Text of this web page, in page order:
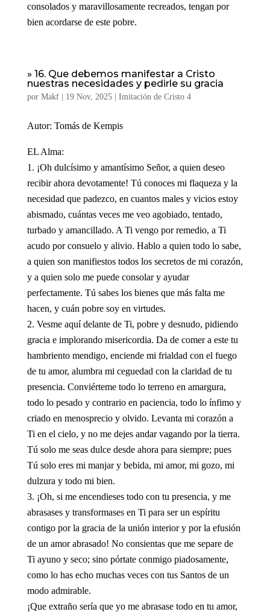
consolados y maravillosamente recreados, tengan por
bien acordarse de este pobre.
» 16. Que debemos manifestar a Cristo
nuestras necesidades y pedirle su gracia
por Makf| 19 Nov, 2025| Imitación de Cristo 4
Autor: Tomás de Kempis
EL Alma:
¡Oh dulcísimo y amantísimo Señor, a quien deseo
recibir ahora devotamente! Tú conoces mi flaqueza y la
necesidad que padezco, en cuantos males y vicios estoy
abismado, cuántas veces me veo agobiado, tentado,
turbado y amancillado. A Ti vengo por remedio, a Ti
acudo por consuelo y alivio. Hablo a quien todo lo sabe,
a quien son manifiestos todos los secretos de mi corazón,
y a quien solo me puede consolar y ayudar
perfectamente. Tú sabes los bienes que más falta me
hacen, y cuán pobre soy en virtudes.
Vesme aquí delante de Ti, pobre y desnudo, pidiendo
gracia e implorando misericordia. Da de comer a este tu
hambriento mendigo, enciende mi frialdad con el fuego
de tu amor, alumbra mi ceguedad con la claridad de tu
presencia. Conviérteme todo lo terreno en amargura,
todo lo pesado y contrario en paciencia, todo lo ínfimo y
criado en menosprecio y olvido. Levanta mi corazón a
Ti en el cielo, y no me dejes andar vagando por la tierra.
Tú solo me seas dulce desde ahora para siempre; pues
Tú solo eres mi manjar y bebida, mi amor, mi gozo, mi
dulzura y todo mi bien.
¡Oh, si me encendieses todo con tu presencia, y me
abrasases y transformases en Ti para ser un espíritu
contigo por la gracia de la unión interior y por la efusión
de un amor abrasado! No consientas que me separe de
Ti ayuno y seco; sino pórtate conmigo piadosamente,
como lo has echo muchas veces con tus Santos de un
modo admirable.
¡Que extraño sería que yo me abrasase todo en tu amor,